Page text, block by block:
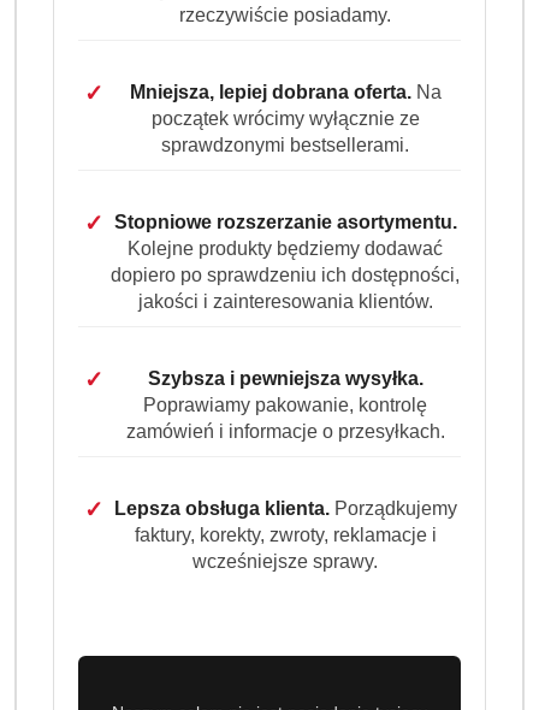
Do koszyka
Dostępność
Wysyłka w
3 dni
4251758413604
OPIS PRODUKTU OPINIE (0) ZADAJ PYTANIE
Finish 3x800ml XL [DE]
rzeczywiście posiadamy.
✓ Mniejsza, lepiej dobrana oferta.Na
początek wrócimy wyłącznie ze
sprawdzonymi bestsellerami.
✓
Stopniowe rozszerzanie asortymentu.
Kolejne produkty będziemy dodawać
dopiero po sprawdzeniu ich dostępności,
jakości i zainteresowania klientów.
✓
Szybsza i pewniejsza wysyłka.
Poprawiamy pakowanie, kontrolę
zamówień i informacje o przesyłkach.
✓ Lepsza obsługa klienta.Porządkujemy
faktury, korekty, zwroty, reklamacje i
wcześniejsze sprawy.